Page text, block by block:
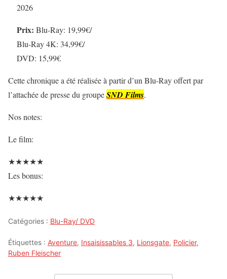
2026
Prix: Blu-Ray: 19,99€/
Blu-Ray 4K: 34,99€/
DVD: 15,99€
Cette chronique a été réalisée à partir d’un Blu-Ray offert par
l’attachée de presse du groupeSND Films.
Nos notes:
Le film:
★★★★★
Les bonus:
★★★★★
Catégories : Blu-Ray/ DVD
Étiquettes : Aventure, Insaisissables 3, Lionsgate, Policier,
Ruben Fleischer